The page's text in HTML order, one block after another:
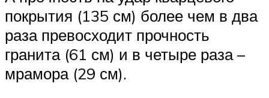
покрытия (135 см) более чем в два
раза превосходит прочность
гранита (61 см) и в четыре раза –
мрамора (29 см).